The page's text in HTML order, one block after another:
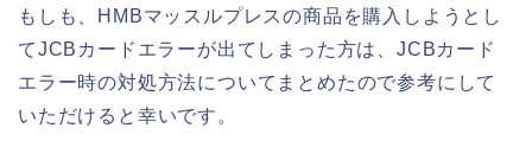
もしも、HMBマッスルプレスの商品を購入しようとし
てJCBカードエラーが出てしまった方は、JCBカード
エラー時の対処方法についてまとめたので参考にして
いただけると幸いです。